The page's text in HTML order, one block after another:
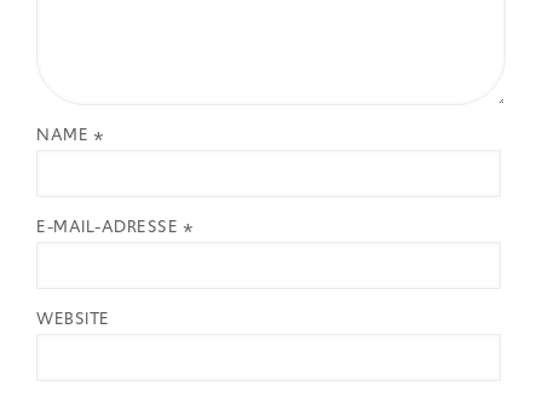
NAME *
E-MAIL-ADRESSE *
WEBSITE